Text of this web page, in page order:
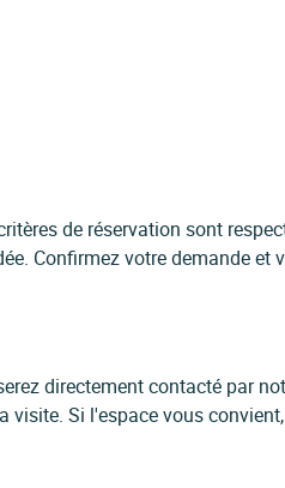
de réservation sont
Confirmez votre demande et
directement contacté par
visite. Si l'espace vous